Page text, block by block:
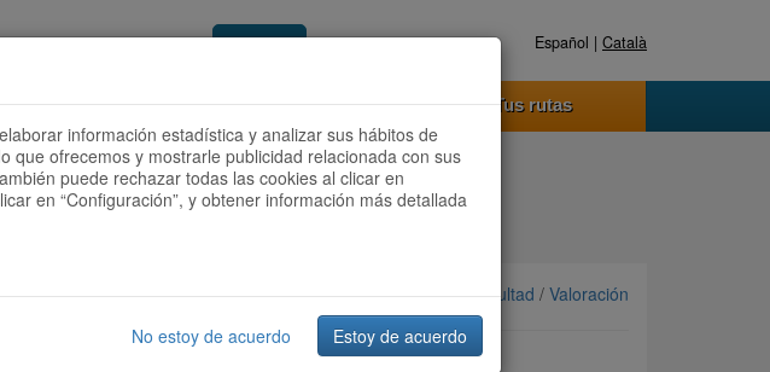
Acceder Registrate ahora Español | Català
Cómo funciona Tus rutas
Ordenar por: Más recientes /Dificultad / Valoración
información estadística y analizar sus hábitos de
que ofrecemos y mostrarle publicidad relacionada con sus
puede rechazar todas las cookies al clicar en
en “Configuración”, y obtener información más detallada
No estoy de acuerdo Estoy de acuerdo